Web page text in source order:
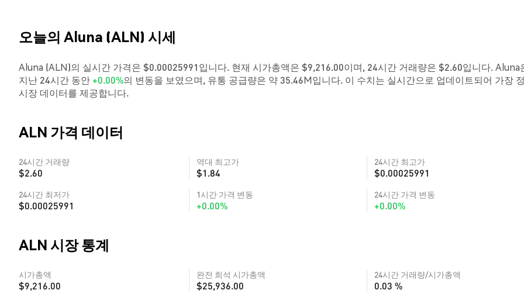
오늘의 Aluna (ALN) 시세
Aluna (ALN)의 실시간 가격은 $0.00025991입니다. 현재 시가총액은 $9,216.00이며, 24시간 거래량은 $2.60입니다. Aluna
지난 24시간 동안+0.00%의 변동을 보였으며, 유통 공급량은 약 35.46M입니다. 이 수치는 실시간으로 업데이트되어 가장
시장 데이터를 제공합니다.
ALN 가격 데이터
24시간 거래량
$2.60
역대 최고가
$1.84
24시간 최고가
$0.00025991
24시간 최저가
$0.00025991
1시간 가격 변동
+0.00%
24시간 가격 변동
+0.00%
ALN 시장 통계
시가총액
$9,216.00
완전 희석 시가총액
$25,936.00
24시간 거래량/시가총액
0.03 %